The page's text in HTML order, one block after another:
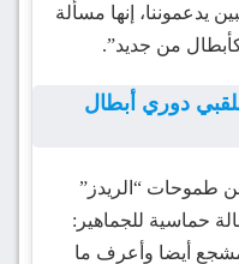
يدعموننا، إنها مسألة
من جديد”.
دوري أبطال
طموحات “الريدز”
حماسية للجماهير:
أيضا وأعرف ما